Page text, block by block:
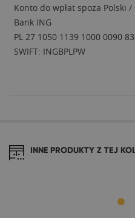
Konto do wpłat spoza Polski
Bank ING
PL 27 1050 1139 1000 0090
SWIFT: INGBPLPW
INNE PRODUKTY Z TEJ